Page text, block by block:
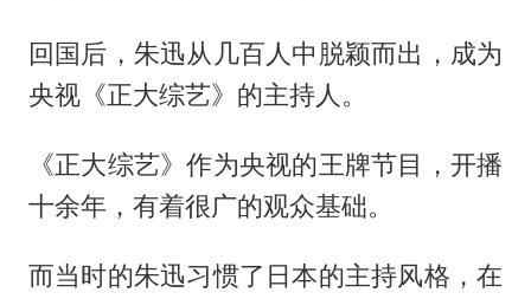
回国后，朱迅从几百人中脱颖而出，成为
央视《正大综艺》的主持人。
《正大综艺》作为央视的王牌节目，开播
十余年，有着很广的观众基础。
而当时的朱迅习惯了日本的主持风格，在